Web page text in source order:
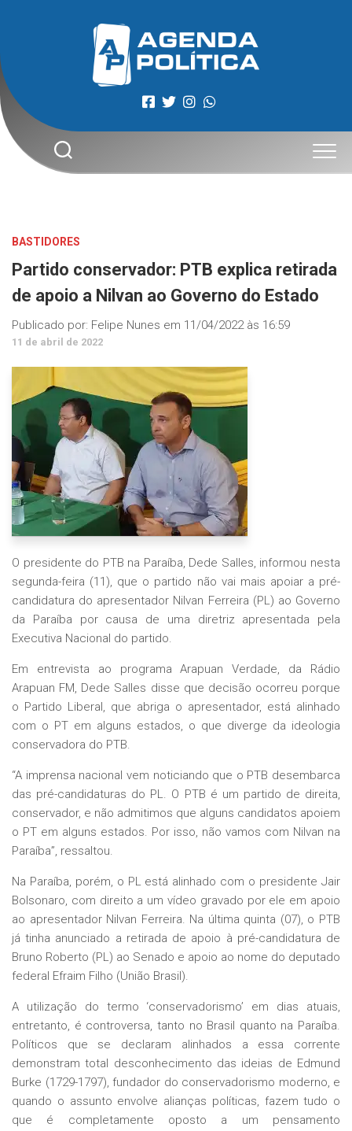
BASTIDORES
Partido conservador: PTB explica retirada
de apoio a Nilvan ao Governo do Estado
Publicado por: Felipe Nunes em 11/04/2022 às 16:59
11 de abril de 2022
O presidente do PTB na Paraíba, Dede Salles, informou nesta
segunda-feira (11), que o partido não vai mais apoiar a pré-
candidatura do apresentador Nilvan Ferreira (PL) ao Governo
da Paraíba por causa de uma diretriz apresentada pela
Executiva Nacional do partido.
Em entrevista ao programa Arapuan Verdade, da Rádio
Arapuan FM, Dede Salles disse que decisão ocorreu porque
o Partido Liberal, que abriga o apresentador, está alinhado
com o PT em alguns estados, o que diverge da ideologia
conservadora do PTB.
“A imprensa nacional vem noticiando que o PTB desembarca
das pré-candidaturas do PL. O PTB é um partido de direita,
conservador, e não admitimos que alguns candidatos apoiem
o PT em alguns estados. Por isso, não vamos com Nilvan na
Paraíba”, ressaltou.
Na Paraíba, porém, o PL está alinhado com o presidente Jair
Bolsonaro, com direito a um vídeo gravado por ele em apoio
ao apresentador Nilvan Ferreira. Na última quinta (07), o PTB
já tinha anunciado a retirada de apoio à pré-candidatura de
Bruno Roberto (PL) ao Senado e apoio ao nome do deputado
federal Efraim Filho (União Brasil).
A utilização do termo ‘conservadorismo’ em dias atuais,
entretanto, é controversa, tanto no Brasil quanto na Paraíba.
Políticos que se declaram alinhados a essa corrente
demonstram total desconhecimento das ideias de Edmund
Burke (1729-1797), fundador do conservadorismo moderno, e
quando o assunto envolve alianças políticas, fazem tudo o
que é completamente oposto a um pensamento